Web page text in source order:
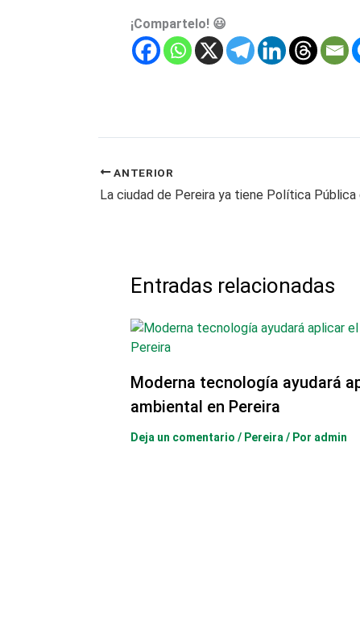
¡Compartelo! 😃
ANTERIOR
Entradas relacionadas
Moderna tecnología ayudará
ambiental en Pereira
Deja un comentario / Pereira / Por admin